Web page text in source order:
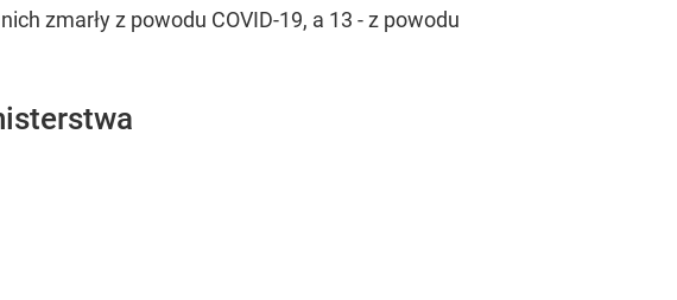
zmarły z powodu COVID-19, a 13 - z powodu